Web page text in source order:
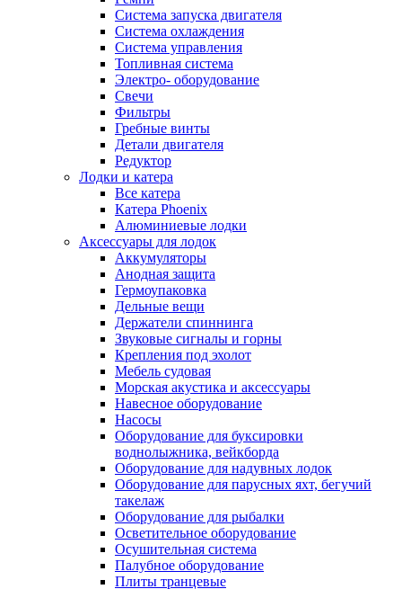
Система запуска двигателя
Система охлаждения
Система управления
Топливная система
Электро- оборудование
Свечи
Фильтры
Гребные винты
Детали двигателя
Редуктор
Лодки и катера
Все катера
Катера Phoenix
Алюминиевые лодки
Аксессуары для лодок
Аккумуляторы
Анодная защита
Гермоупаковка
Дельные вещи
Держатели спиннинга
Звуковые сигналы и горны
Крепления под эхолот
Мебель судовая
Морская акустика и аксессуары
Навесное оборудование
Насосы
Оборудование для буксировки
воднолыжника, вейкборда
Оборудование для надувных лодок
Оборудование для парусных яхт, бегучий
такелаж
Оборудование для рыбалки
Осветительное оборудование
Осушительная система
Палубное оборудование
Плиты транцевые